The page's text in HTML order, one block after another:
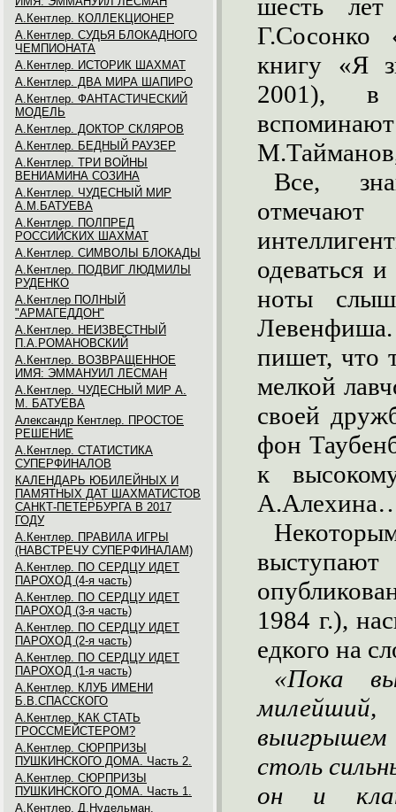
А.Кентлер. КОЛЛЕКЦИОНЕР
А.Кентлер. СУДЬЯ БЛОКАДНОГО
ЧЕМПИОНАТА
А.Кентлер. ИСТОРИК ШАХМАТ
А.Кентлер. ДВА МИРА ШАПИРО
А.Кентлер. ФАНТАСТИЧЕСКИЙ
МОДЕЛЬ
А.Кентлер. ДОКТОР СКЛЯРОВ
А.Кентлер. БЕДНЫЙ РАУЗЕР
А.Кентлер. ТРИ ВОЙНЫ
ВЕНИАМИНА СОЗИНА
А.Кентлер. ЧУДЕСНЫЙ МИР
А.М.БАТУЕВА
А.Кентлер. ПОЛПРЕД
РОССИЙСКИХ ШАХМАТ
А.Кентлер. СИМВОЛЫ БЛОКАДЫ
А.Кентлер. ПОДВИГ ЛЮДМИЛЫ
РУДЕНКО
А.Кентлер ПОЛНЫЙ
"АРМАГЕДДОН"
А.Кентлер. НЕИЗВЕСТНЫЙ
П.А.РОМАНОВСКИЙ
А.Кентлер. ВОЗВРАЩЕННОЕ
ИМЯ: ЭММАНУИЛ ЛЕСМАН
А.Кентлер. ЧУДЕСНЫЙ МИР А.
М. БАТУЕВА
Александр Кентлер. ПРОСТОЕ
РЕШЕНИЕ
А.Кентлер. СТАТИСТИКА
СУПЕРФИНАЛОВ
КАЛЕНДАРЬ ЮБИЛЕЙНЫХ И
ПАМЯТНЫХ ДАТ ШАХМАТИСТОВ
САНКТ-ПЕТЕРБУРГА В 2017
ГОДУ
А.Кентлер. ПРАВИЛА ИГРЫ
(НАВСТРЕЧУ СУПЕРФИНАЛАМ)
А.Кентлер. ПО СЕРДЦУ ИДЕТ
ПАРОХОД (4-я часть)
А.Кентлер. ПО СЕРДЦУ ИДЕТ
ПАРОХОД (3-я часть)
А.Кентлер. ПО СЕРДЦУ ИДЕТ
ПАРОХОД (2-я часть)
А.Кентлер. ПО СЕРДЦУ ИДЕТ
ПАРОХОД (1-я часть)
А.Кентлер. КЛУБ ИМЕНИ
Б.В.СПАССКОГО
А.Кентлер. КАК СТАТЬ
ГРОССМЕЙСТЕРОМ?
А.Кентлер. СЮРПРИЗЫ
ПУШКИНСКОГО ДОМА. Часть 2.
А.Кентлер. СЮРПРИЗЫ
ПУШКИНСКОГО ДОМА. Часть 1.
А.Кентлер, Д.Нудельман.
шесть
Г.Сосонко
книгу «Я
2001), в
Все,
одеваться
ноты
пишет, что
мелкой
своей
фон
к
1984 г.),
едкого на
«Пока
столь
он и